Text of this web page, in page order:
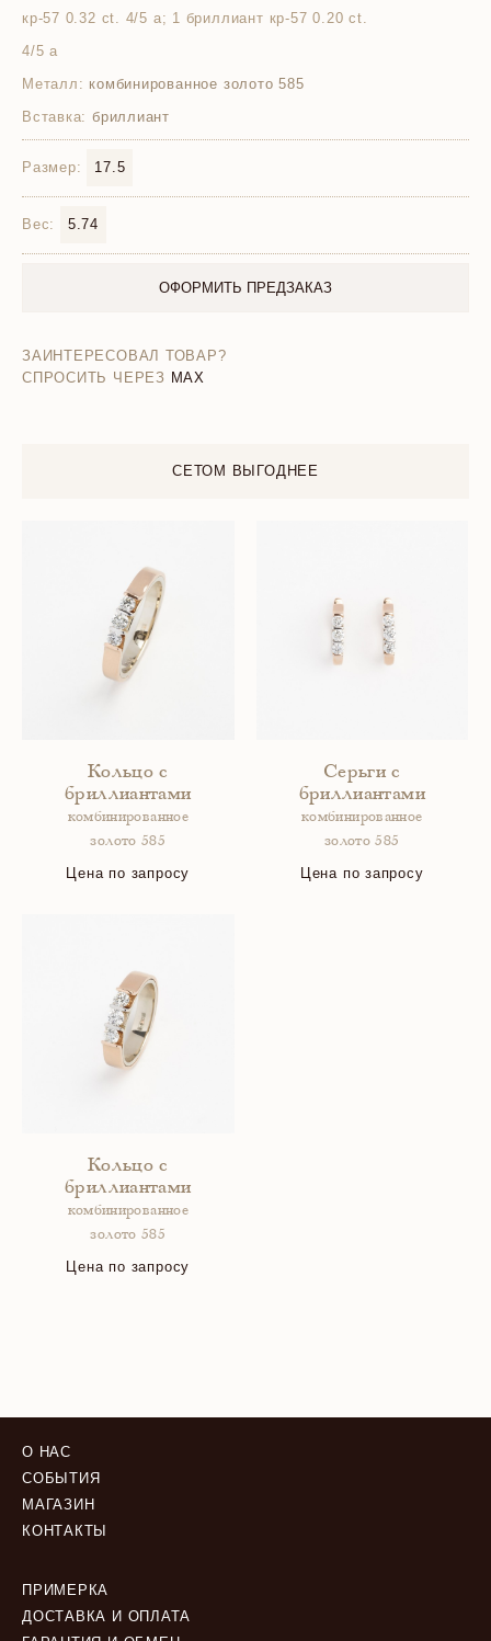
кр-57 0.32 ct. 4/5 а; 1 бриллиант кр-57 0.20 ct.
4/5 а
Металл: комбинированное золото 585
Вставка: бриллиант
Размер: 17.5
Вес: 5.74
ОФОРМИТЬ ПРЕДЗАКАЗ
ЗАИНТЕРЕСОВАЛ ТОВАР?
СПРОСИТЬ ЧЕРЕЗ MAX
СЕТОМ ВЫГОДНЕЕ
Кольцо с
бриллиантами
комбинированное
золото 585
Цена по запросу
Серьги с
бриллиантами
комбинированное
золото 585
Цена по запросу
Кольцо с
бриллиантами
комбинированное
золото 585
Цена по запросу
О НАС
СОБЫТИЯ
МАГАЗИН
КОНТАКТЫ
ПРИМЕРКА
ДОСТАВКА И ОПЛАТА